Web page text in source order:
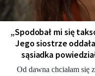
„Spodobał mi się
Jego siostrze
sąsiadka
Od dawna chciałam się